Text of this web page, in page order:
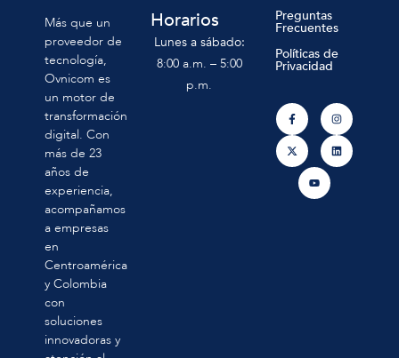
Más que un
proveedor de
tecnología,
Ovnicom es
un motor de
transformación
digital. Con
más de 23
años de
experiencia,
acompañamos
a empresas
en
Centroamérica
y Colombia
con
soluciones
innovadoras y
Horarios
Lunes a sábado:
8:00 a.m. – 5:00
p.m.
Preguntas
Frecuentes
Políticas de
Privacidad